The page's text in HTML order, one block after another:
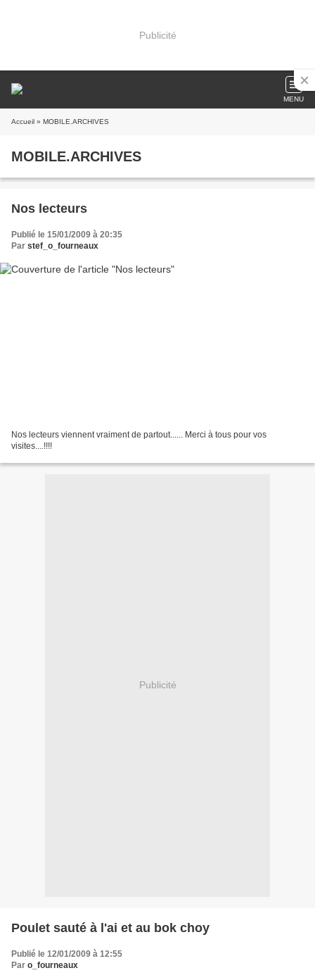
Publicité
MENU
Accueil » MOBILE.ARCHIVES
MOBILE.ARCHIVES
Nos lecteurs
Publié le 15/01/2009 à 20:35
Par stef_o_fourneaux
Nos lecteurs viennent vraiment de partout...... Merci à tous pour vos
visites....!!!!
Publicité
Poulet sauté à l'ai et au bok choy
Publié le 12/01/2009 à 12:55
Par o_fourneaux